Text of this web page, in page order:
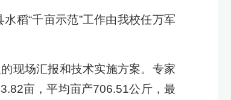
稻“千亩示范”工作由我校任万军
现场汇报和技术实施方案。专家
亩，平均亩产706.51公斤，最